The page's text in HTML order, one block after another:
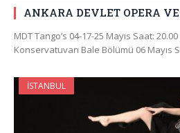
ANKARA DEVLET OPERA
MDT Tango’s 04-17-25 Mayıs Saat:
Konservatuvarı Bale Bölümü 06 Mayıs
İSTANBUL